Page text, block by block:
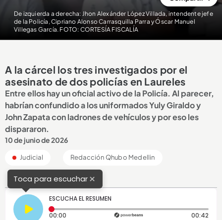
De izquierda a derecha: Jhon Alexánder López Villada, intendente jefe
de la Policía, Cipriano Alonso Carrasquilla Parra y Óscar Manuel
Villegas García. FOTO: CORTESÍA FISCALÍA
A la cárcel los tres investigados por el
asesinato de dos policías en Laureles
Entre ellos hay un oficial activo de la Policía. Al parecer,
habrían confundido a los uniformados Yuly Giraldo y
John Zapata con ladrones de vehículos y por eso les
dispararon.
10 de junio de 2026
Judicial Redacción Qhubo Medellin
Toca para escuchar×
ESCUCHA EL RESUMEN
00:00 Tiempo transcurrido: 0 segundos 00:42